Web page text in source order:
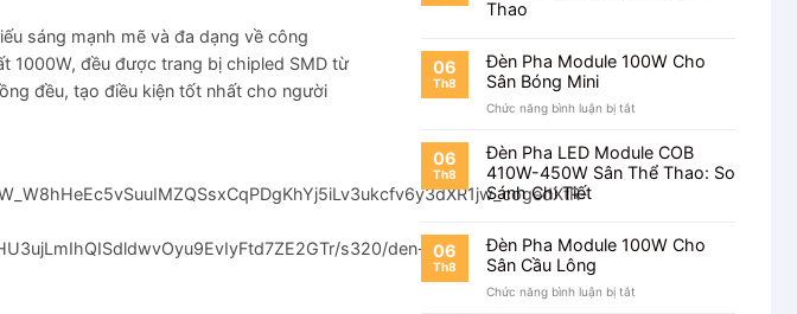
sáng mạnh mẽ và đa dạng về công
1000W, đều được trang bị chipled SMD từ
đều, tạo điều kiện tốt nhất cho người
s320/den-
Thao
06
Th8
Đèn Pha Module 100W Cho
Sân Bóng Mini
Chức năng bình luận bị tắt
Pha
Module
100W
Bóng
06
Th8
Đèn Pha LED Module COB
410W-450W Sân Thể Thao: So
Sánh Chi Tiết
06
Th8
Đèn Pha Module 100W Cho
Sân Cầu Lông
Chức năng bình luận bị tắt